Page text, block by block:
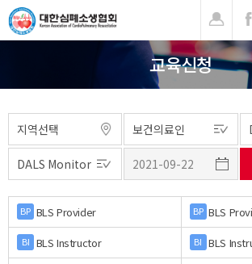
교육신청
BP BLS Provider BP BLS
BI BLS Instructor BI BLS